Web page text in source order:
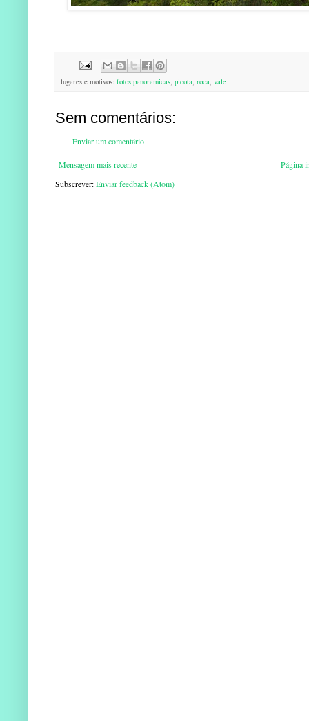
lugares e motivos: fotos panoramicas, picota, roca, vale
Sem comentários:
Enviar um comentário
Mensagem mais recente
Página
Subscrever:Enviar feedback (Atom)